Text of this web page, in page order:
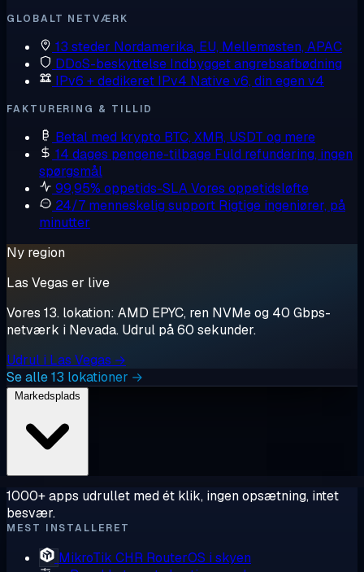
GLOBALT NETVÆRK
13 steder Nordamerika, EU, Mellemøsten, APAC
DDoS-beskyttelse Indbygget angrebsafbødning
IPv6 + dedikeret IPv4 Native v6, din egen v4
FAKTURERING & TILLID
Betal med krypto BTC, XMR, USDT og mere
14 dages pengene-tilbage Fuld refundering, ingen
spørgsmål
99,95% oppetids-SLAVores oppetidsløfte
24/7 menneskelig support Rigtige ingeniører, på
minutter
Ny region
Las Vegas er live
Vores 13. lokation: AMD EPYC, ren NVMe og 40 Gbps-
netværk i Nevada. Udrul på 60 sekunder.
Udrul i Las Vegas →
Se alle 13 lokationer →
1000+ apps udrullet med ét klik, ingen opsætning, intet
besvær.
MEST INSTALLERET
MikroTik CHR RouterOS i skyen